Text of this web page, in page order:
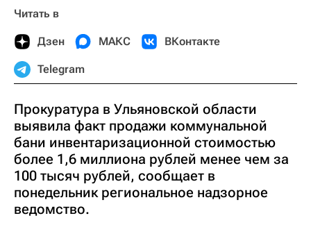
Читать в
Дзен МАКС ВКонтакте
Telegram
Прокуратура в Ульяновской области
выявила факт продажи коммунальной
бани инвентаризационной стоимостью
более 1,6 миллиона рублей менее чем за
100 тысяч рублей, сообщает в
понедельник региональное надзорное
ведомство.